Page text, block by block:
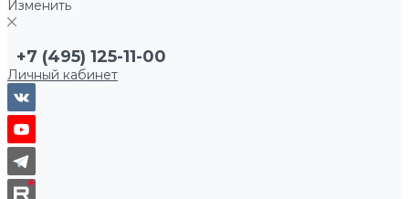
Изменить
+7 (495) 125-11-00
Личный кабинет